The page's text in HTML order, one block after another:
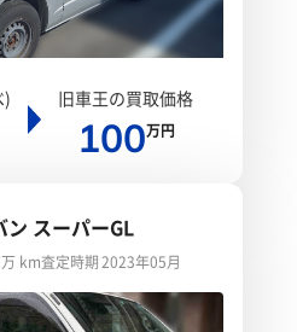
) 旧車王の買取価格
100万円
ン スーパーGL
km査定時期 2023年05月